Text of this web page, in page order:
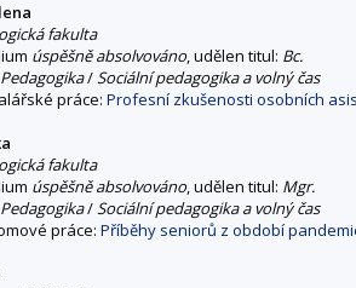
fakulta
úspěšně absolvováno, udělen titul: Bc.
Pedagogika/Sociální pedagogika a volný čas
práce: Profesní zkušenosti osobních
fakulta
úspěšně absolvováno, udělen titul: Mgr.
Pedagogika/Sociální pedagogika a volný čas
práce: Příběhy seniorů z období